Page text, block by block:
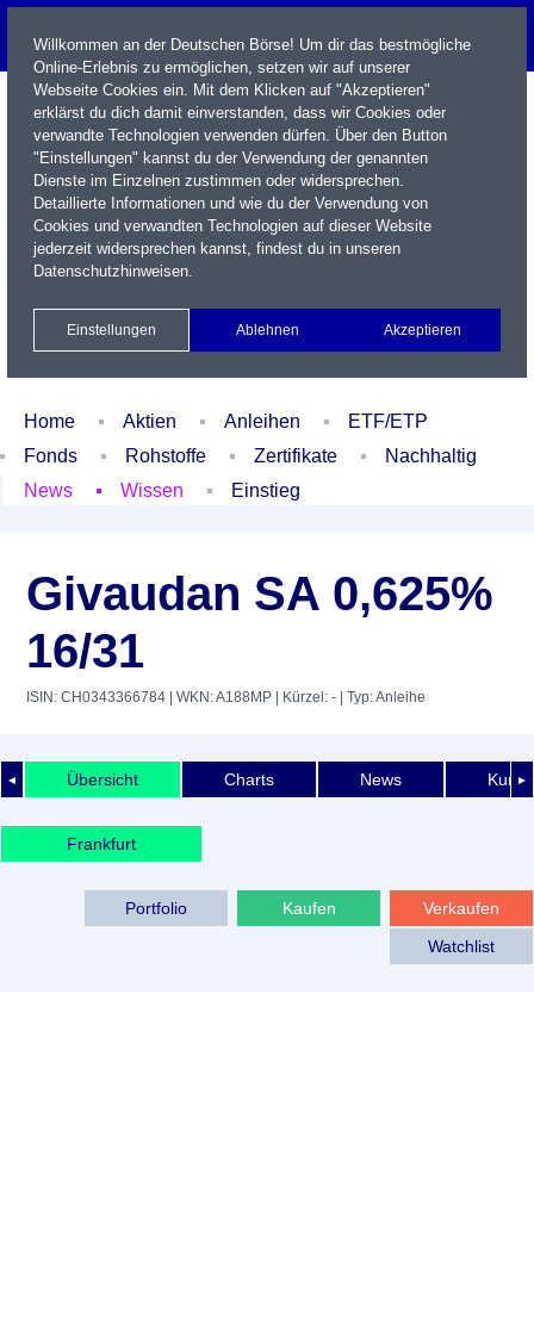
Name / WKN / ISIN / Kürzel
Xetra Realtime
Watchlist Portfolio Login
Home Aktien Anleihen
ETF/ETP
Fonds
Rohstoffe Zertifikate
Nachhaltig
News
Wissen Einstieg
Givaudan SA 0,625%
16/31
ISIN: CH0343366784 | WKN: A188MP | Kürzel: - | Typ: Anleihe
◄ ►
Übersicht Charts News
Frankfurt
Verkaufen
Kaufen
Portfolio
Watchlist
Willkommen an der Deutschen Börse! Um dir das bestmögliche
Online-Erlebnis zu ermöglichen, setzen wir auf unserer
Webseite Cookies ein. Mit dem Klicken auf "Akzeptieren"
erklärst du dich damit einverstanden, dass wir Cookies oder
verwandte Technologien verwenden dürfen. Über den Button
"Einstellungen" kannst du der Verwendung der genannten
Dienste im Einzelnen zustimmen oder widersprechen.
Detaillierte Informationen und wie du der Verwendung von
Cookies und verwandten Technologien auf dieser Website
jederzeit widersprechen kannst, findest du in unseren
Datenschutzhinweisen.
Einstellungen Ablehnen Akzeptieren